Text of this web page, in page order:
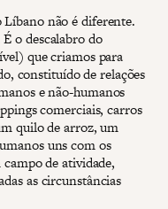
Líbano não é diferente.
o descalabro do
que criamos para
constituído de relações
e não-humanos
comerciais, carros
quilo de arroz, um
uns com os
de atividade,
as circunstâncias